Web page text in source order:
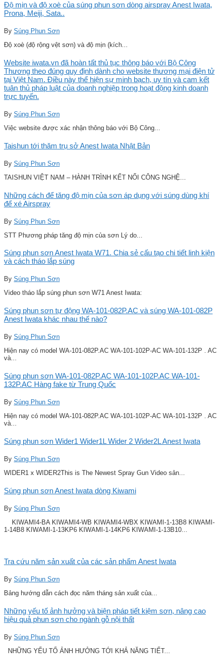
Độ mịn và độ xoè của súng phun sơn dòng airspray Anest Iwata,
Prona, Meiji, Sata..
By Súng Phun Sơn
Độ xoè (độ rộng vệt sơn) và độ mịn (kích...
Website iwata.vn đã hoàn tất thủ tục thông báo với Bộ Công
Thương theo đúng quy định dành cho website thương mại điện tử
tại Việt Nam. Điều này thể hiện sự minh bạch, uy tín và cam kết
tuân thủ pháp luật của doanh nghiệp trong hoạt động kinh doanh
trực tuyến.
By Súng Phun Sơn
Việc website được xác nhận thông báo với Bộ Công...
Taishun tới thăm trụ sở Anest Iwata Nhật Bản
By Súng Phun Sơn
TAISHUN VIỆT NAM – HÀNH TRÌNH KẾT NỐI CÔNG NGHỆ...
Những cách để tăng độ mịn của sơn áp dụng với súng dùng khí
để xé Airspray
By Súng Phun Sơn
STT Phương pháp tăng độ mịn của sơn Lý do...
Súng phun sơn Anest Iwata W71. Chia sẻ cấu tạo chi tiết linh kiện
và cách tháo lắp súng
By Súng Phun Sơn
Video tháo lắp súng phun sơn W71 Anest Iwata:
Súng phun sơn tự động WA-101-082P.AC và súng WA-101-082P
Anest Iwata khác nhau thế nào?
By Súng Phun Sơn
Hiện nay có model WA-101-082P.AC WA-101-102P-AC WA-101-132P . AC
và...
Súng phun sơn WA-101-082P.AC WA-101-102P.AC WA-101-
132P.AC Hàng fake từ Trung Quốc
By Súng Phun Sơn
Hiện nay có model WA-101-082P.AC WA-101-102P-AC WA-101-132P . AC
và...
Súng phun sơn Wider1 Wider1L Wider 2 Wider2L Anest Iwata
By Súng Phun Sơn
WIDER1 x WIDER2This is The Newest Spray Gun Video sản...
Súng phun sơn Anest Iwata dòng Kiwami
By Súng Phun Sơn
KIWAMI4-BA KIWAMI4-WB KIWAMI4-WBX KIWAMI-1-13B8 KIWAMI-
1-14B8 KIWAMI-1-13KP6 KIWAMI-1-14KP6 KIWAMI-1-13B10...
Tra cứu năm sản xuất của các sản phẩm Anest Iwata
By Súng Phun Sơn
Bảng hướng dẫn cách đọc năm tháng sản xuất của...
Những yếu tố ảnh hưởng và biện pháp tiết kiệm sơn, nâng cao
hiệu quả phun sơn cho ngành gỗ nội thất
By Súng Phun Sơn
NHỮNG YẾU TỐ ẢNH HƯỞNG TỚI KHẢ NĂNG TIẾT...